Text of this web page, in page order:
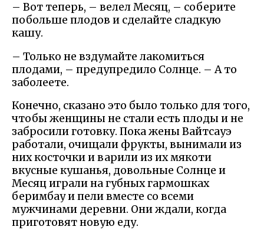
– Вот теперь, – велел Месяц, – соберите
побольше плодов и сделайте сладкую
кашу.
– Только не вздумайте лакомиться
плодами, – предупредило Солнце. – А то
заболеете.
Конечно, сказано это было только для того,
чтобы женщины не стали есть плоды и не
забросили готовку. Пока жены Вайтсауэ
работали, очищали фрукты, вынимали из
них косточки и варили из их мякоти
вкусные кушанья, довольные Солнце и
Месяц играли на губных гармошках
беримбау и пели вместе со всеми
мужчинами деревни. Они ждали, когда
приготовят новую еду.